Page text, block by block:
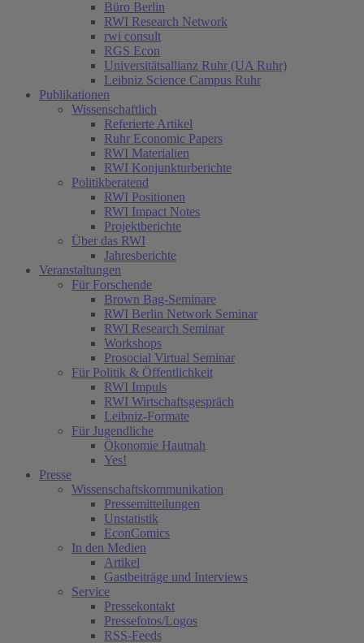
Büro Berlin
RWI Research Network
rwi consult
RGS Econ
Universitätsallianz Ruhr (UA Ruhr)
Leibniz Science Campus Ruhr
Publikationen
Wissenschaftlich
Referierte Artikel
Ruhr Economic Papers
RWI Materialien
RWI Konjunkturberichte
Politikberatend
RWI Positionen
RWI Impact Notes
Projektberichte
Über das RWI
Jahresberichte
Veranstaltungen
Für Forschende
Brown Bag-Seminare
RWI Berlin Network Seminar
RWI Research Seminar
Workshops
Prosocial Virtual Seminar
Für Politik & Öffentlichkeit
RWI Impuls
RWI Wirtschaftsgespräch
Leibniz-Formate
Für Jugendliche
Ökonomie Hautnah
Yes!
Presse
Wissenschaftskommunikation
Pressemitteilungen
Unstatistik
EconComics
In den Medien
Artikel
Gastbeiträge und Interviews
Service
Pressekontakt
Pressefotos/Logos
RSS-Feeds